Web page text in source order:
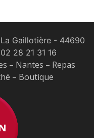
Gaillotière - 44690
02 28 21 31 16
– Nantes – Repas
– Boutique